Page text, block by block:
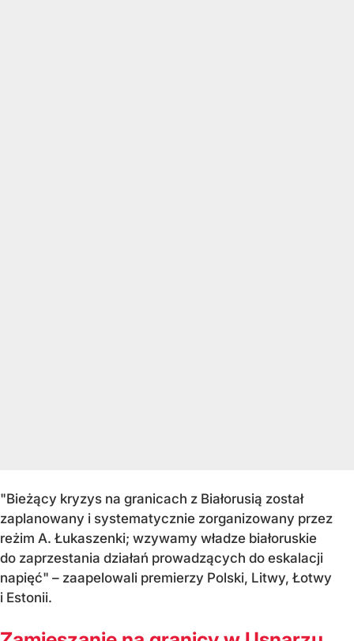
"Bieżący kryzys na granicach z Białorusią został
zaplanowany i systematycznie zorganizowany przez
reżim A. Łukaszenki; wzywamy władze białoruskie
do zaprzestania działań prowadzących do eskalacji
napięć" – zaapelowali premierzy Polski, Litwy, Łotwy
i Estonii.